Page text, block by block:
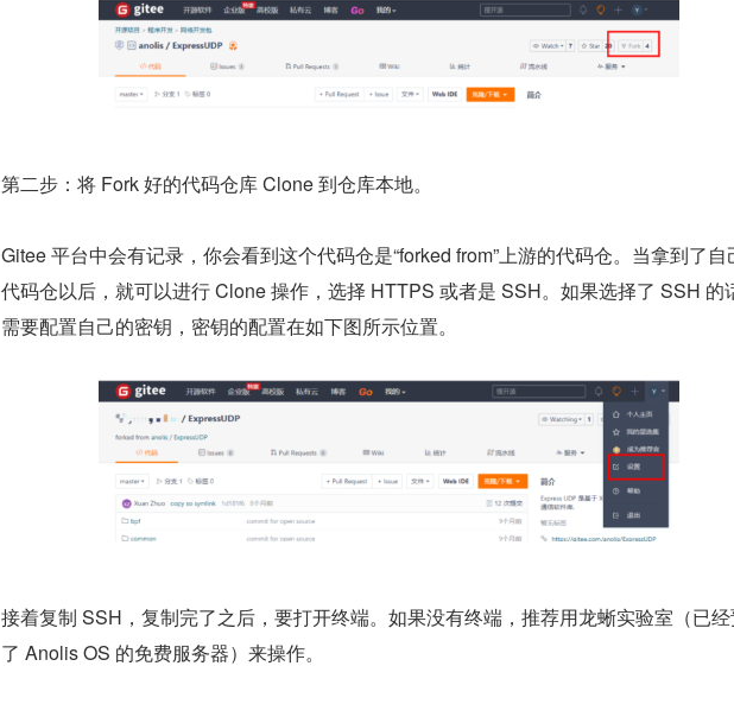
第二步：将 Fork 好的代码仓库 Clone 到仓库本地。
Gitee 平台中会有记录，你会看到这个代码仓是“forked from”上游的代码仓。当拿到了自
代码仓以后，就可以进行 Clone 操作，选择 HTTPS 或者是 SSH。如果选择了 SSH 的
需要配置自己的密钥，密钥的配置在如下图所示位置。
接着复制 SSH，复制完了之后，要打开终端。如果没有终端，推荐用龙蜥实验室（已
了 Anolis OS 的免费服务器）来操作。